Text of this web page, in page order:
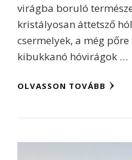
virágba boruló
kristályosan áttetsző
csermelyek, a még
kibukkanó hóvirágok …
OLVASSON TOVÁBB